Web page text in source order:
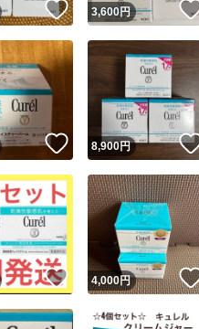
いいね！
3,600円
いいね！
8,900円
いいね！
4,000円